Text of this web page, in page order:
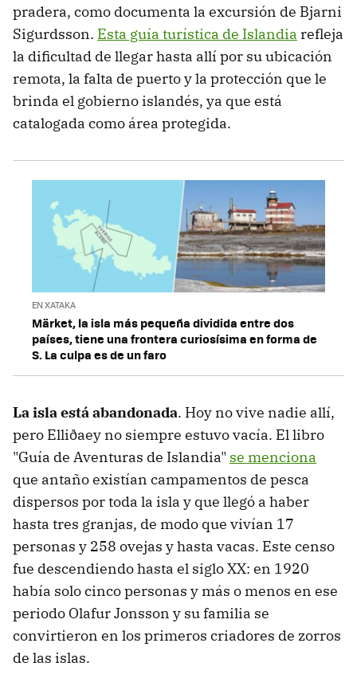
pradera, como documenta la excursión de Bjarni
Sigurdsson. Esta guía turística de Islandia refleja
la dificultad de llegar hasta allí por su ubicación
remota, la falta de puerto y la protección que le
brinda el gobierno islandés, ya que está
catalogada como área protegida.
EN XATAKA
Märket, la isla más pequeña dividida entre dos
países, tiene una frontera curiosísima en forma de
S. La culpa es de un faro
La isla está abandonada. Hoy no vive nadie allí,
pero Elliðaey no siempre estuvo vacía. El libro
"Guía de Aventuras de Islandia" se menciona
que antaño existían campamentos de pesca
dispersos por toda la isla y que llegó a haber
hasta tres granjas, de modo que vivían 17
personas y 258 ovejas y hasta vacas. Este censo
fue descendiendo hasta el siglo XX: en 1920
había solo cinco personas y más o menos en ese
periodo Olafur Jonsson y su familia se
convirtieron en los primeros criadores de zorros
de las islas.